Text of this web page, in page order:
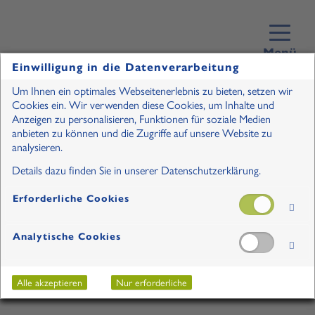
Menü
Einwilligung in die Datenverarbeitung
Um Ihnen ein optimales Webseitenerlebnis zu bieten, setzen wir
Cookies ein. Wir verwenden diese Cookies, um Inhalte und
Anzeigen zu personalisieren, Funktionen für soziale Medien
anbieten zu können und die Zugriffe auf unsere Website zu
analysieren.
Details dazu finden Sie in unserer Datenschutzerklärung.
Erforderliche Cookies
Analytische Cookies
Alle akzeptieren Nur erforderliche